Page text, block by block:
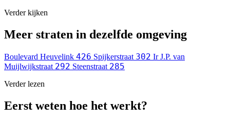
Verder kijken
Meer straten in dezelfde omgeving
Boulevard Heuvelink 426 Spijkerstraat 302 Ir J.P. van
Muijlwijkstraat 292 Steenstraat 285
Verder lezen
Eerst weten hoe het werkt?